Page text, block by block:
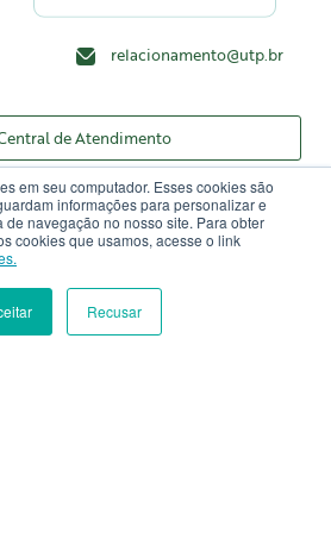
em seu computador. Esses cookies são
informações para personalizar e
navegação no nosso site. Para obter
cookies que usamos, acesse o link
Recusar
MATRÍCULA
relacionamento@utp.br
de Atendimento
Tour virtual
Mapa do campus
Portal do Professor